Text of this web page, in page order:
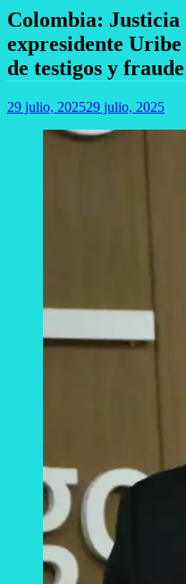
Colombia: Justicia
expresidente
de testigos y
29 julio, 202529 julio, 2025